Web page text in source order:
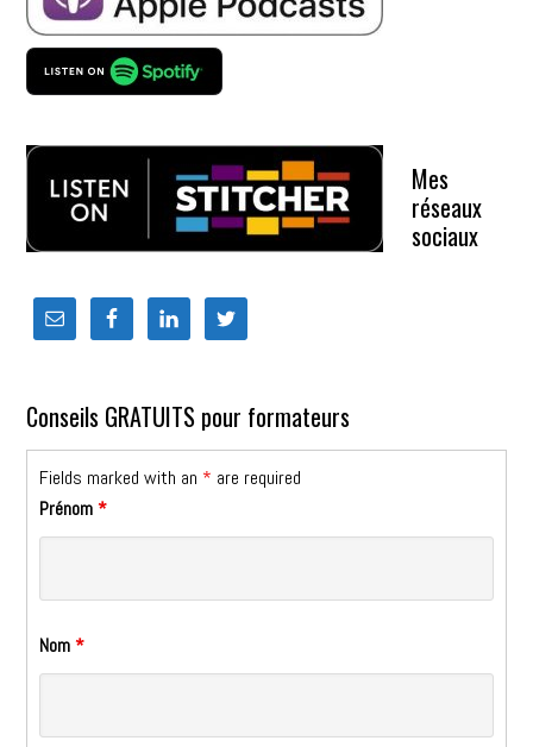
Mes
réseaux
sociaux
Conseils GRATUITS pour formateurs
Fields marked with an * are required
Prénom*
Nom*